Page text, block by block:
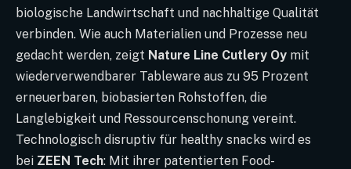
biologische Landwirtschaft und nachhaltige Qualität
verbinden. Wie auch Materialien und Prozesse neu
gedacht werden, zeigt Nature Line Cutlery Oy mit
wiederverwendbarer Tableware aus zu 95 Prozent
erneuerbaren, biobasierten Rohstoffen, die
Langlebigkeit und Ressourcenschonung vereint.
Technologisch disruptiv für healthy snacks wird es
bei ZEEN Tech: Mit ihrer patentierten Food-